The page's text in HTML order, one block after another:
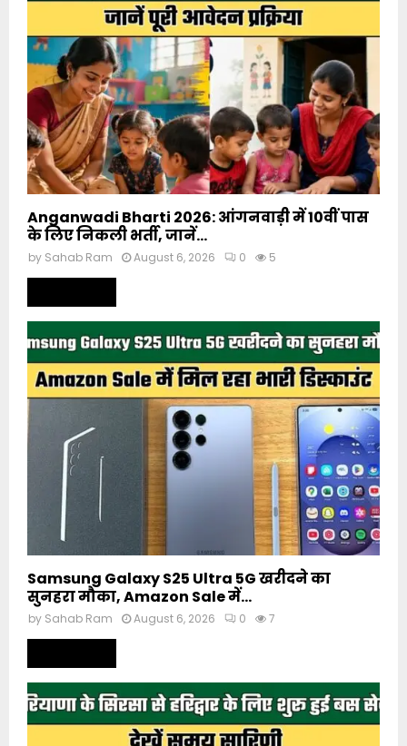
Anganwadi Bharti 2026: आंगनवाड़ी में 10वीं पास
के लिए निकली भर्ती, जानें...
by Sahab Ram August 6, 2026 0 5
Samsung Galaxy S25 Ultra 5G खरीदने का
सुनहरा मौका, Amazon Sale में...
by Sahab Ram August 6, 2026 0 7